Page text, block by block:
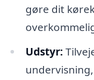
gøre dit
Udstyr: